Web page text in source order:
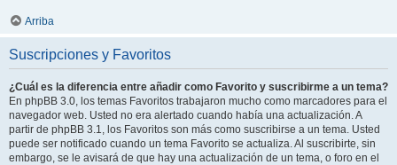
Arriba
Suscripciones y Favoritos
¿Cuál es la diferencia entre añadir como Favorito y suscribirme a un tema?
En phpBB 3.0, los temas Favoritos trabajaron mucho como marcadores para el
navegador web. Usted no era alertado cuando había una actualización. A
partir de phpBB 3.1, los Favoritos son más como suscribirse a un tema. Usted
puede ser notificado cuando un tema Favorito se actualiza. Al suscribirte, sin
embargo, se le avisará de que hay una actualización de un tema, o foro en el